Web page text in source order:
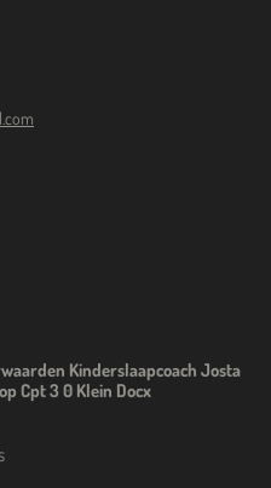
Kinderslaapcoach Josta
Cpt 3 0 Klein Docx